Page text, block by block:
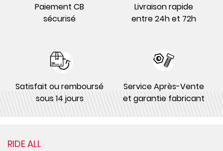
Paiement CB
sécurisé
Livraison rapide
entre 24h et 72h
Satisfait ou remboursé
sous 14 jours
Service Après-Vente
et garantie fabricant
RIDE ALL